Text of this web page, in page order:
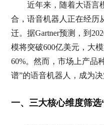
近年来，随着大语言
合，语音机器人正在经历
迁。据Gartner预测，到
模将突破600亿美元，大
60%。然而，市场上产品
谱”的语音机器人，成为
一、三大核心维度筛选